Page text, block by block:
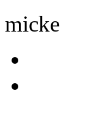
micke